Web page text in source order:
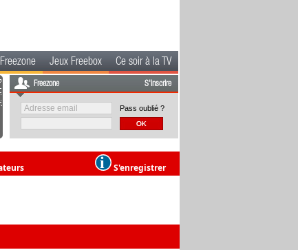
Freezone Jeux Freebox Ce soir à la TV
Freezone S'inscrire
Pass oublié ?
S'enregistrer